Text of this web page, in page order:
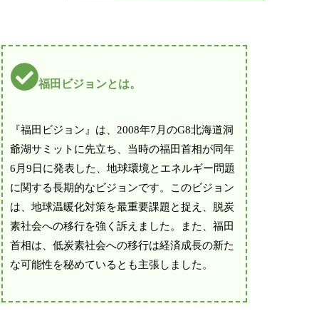
福田ビジョンとは。
『福田ビジョン』は、2008年7月のG8北海道洞
爺湖サミットに先立ち、当時の福田首相が同年
6月9日に発表した、地球環境とエネルギー問題
に関する長期的なビジョンです。このビジョン
は、地球温暖化対策を最重要課題と捉え、脱炭
素社会への移行を強く訴えました。また、福田
首相は、低炭素社会への移行は経済成長の新た
な可能性を秘めているとも主張しました。